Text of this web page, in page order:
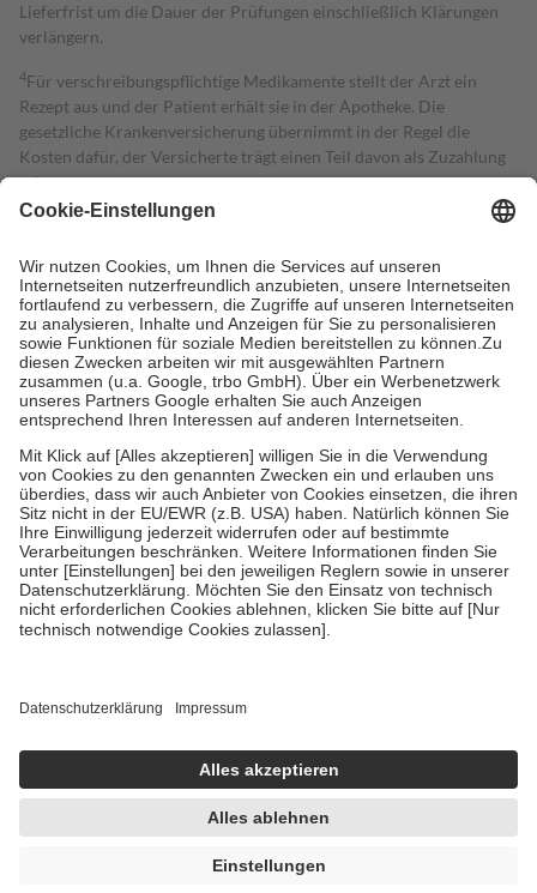
Lieferfrist um die Dauer der Prüfungen einschließlich Klärungen
verlängern.
4Für verschreibungspflichtige Medikamente stellt der Arzt ein
Rezept aus und der Patient erhält sie in der Apotheke. Die
gesetzliche Krankenversicherung übernimmt in der Regel die
Kosten dafür, der Versicherte trägt einen Teil davon als Zuzahlung
mit.
Grundsätzlich leisten Mitglieder Zuzahlungen in Höhe von zehn
höchstens zehn Euro.
Es sind jedoch nie mehr als die tatsächlichen
Kosten der Leistung zu entrichten.
Diese Regeln gelten grundsätzlich auch für Online-Apotheken.
Bei Heilmitteln und häuslicher Krankenpflege beträgt die
Zuzahlung zehn Prozent der Kosten sowie zehn Euro je
Verordnung.
Um das Engagement der Versicherten für ihre eigene Gesundheit zu
stärken und die besondere Stellung der Familie zu unterstützen,
fallenkeine Zuzahlungenan bei:
• Kindern und Jugendlichen bis zum vollendeten 18. Lebensjahr
mit Ausnahme der Fahrkosten
• Untersuchungen zur Vorsorge und Früherkennung, die von der
GKV getragen werden
• empfohlenen Schutzimpfungen
• Harn- und Blutteststreifen
getroffen, um sicherzustellen, dass es sich um echte Bewertungen
https://help.etrusted.com/hc/de/articles/4419944605341
Einige Bilder und Inhalte wurden unter Zuhilfenahme künstlicher